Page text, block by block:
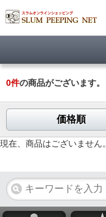
0件の商品がございます。
価格順
現在、商品はございません。